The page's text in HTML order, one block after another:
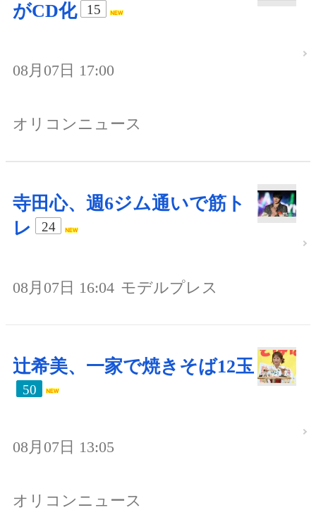
がCD化
15
08月07日 17:00
オリコンニュース
寺田心、週6ジム通いで筋ト
レ
24
08月07日 16:04 モデルプレス
辻希美、一家で焼きそば12玉
50
08月07日 13:05
オリコンニュース